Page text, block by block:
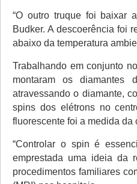
“O outro truque foi baixar
Budker. A descoerência foi
abaixo da temperatura
Trabalhando em conjunto
montaram os
atravessando o diamante,
spins dos elétrons no
fluorescente foi a medida
“Controlar o spin é
emprestada uma ideia da
procedimentos familiares